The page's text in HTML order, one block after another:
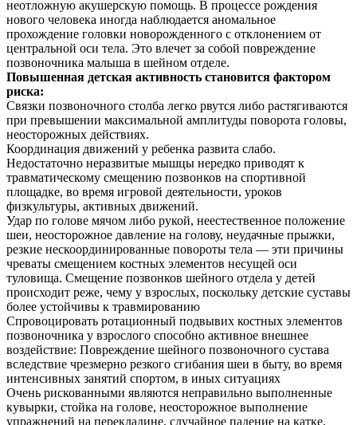
неотложную акушерскую помощь. В процессе рождения
нового человека иногда наблюдается аномальное
прохождение головки новорожденного с отклонением от
центральной оси тела. Это влечет за собой повреждение
позвоночника малыша в шейном отделе.
Повышенная детская активность становится фактором
риска:
Связки позвоночного столба легко рвутся либо растягиваются
при превышении максимальной амплитуды поворота головы,
неосторожных действиях.
Координация движений у ребенка развита слабо.
Недостаточно неразвитые мышцы нередко приводят к
травматическому смещению позвонков на спортивной
площадке, во время игровой деятельности, уроков
физкультуры, активных движений.
Удар по голове мячом либо рукой, неестественное положение
шеи, неосторожное давление на голову, неудачные прыжки,
резкие нескоординированные повороты тела — эти причины
чреваты смещением костных элементов несущей оси
туловища. Смещение позвонков шейного отдела у детей
происходит реже, чему у взрослых, поскольку детские суставы
более устойчивы к травмированию
Спровоцировать ротационный подвывих костных элементов
позвоночника у взрослого способно активное внешнее
воздействие: Повреждение шейного позвоночного сустава
вследствие чрезмерно резкого сгибания шеи в быту, во время
интенсивных занятий спортом, в иных ситуациях
Очень рискованными являются неправильно выполненные
кувырки, стойка на голове, неосторожное выполнение
упражнений на перекладине, случайное падение на катке,